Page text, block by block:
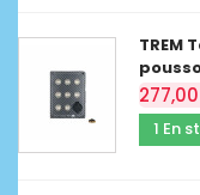
TREM
1 En